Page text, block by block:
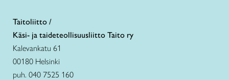
Taitoliitto /
Käsi- ja taideteollisuusliitto Taito ry
Kalevankatu 61
00180 Helsinki
puh. 040 7525 160